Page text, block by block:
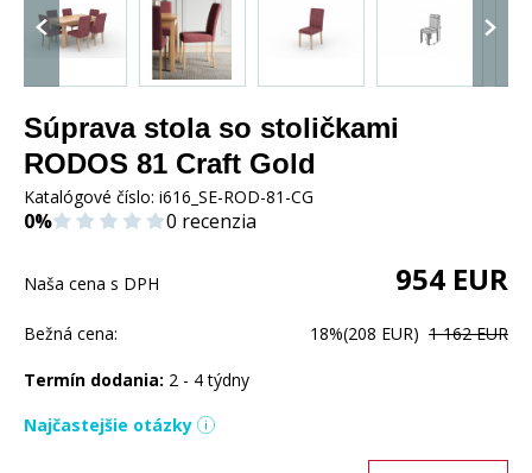
Súprava stola so stoličkami
RODOS 81 Craft Gold
Katalógové číslo: i616_SE-ROD-81-CG
0% 0 recenzia
Naša cena s DPH 954 EUR
Bežná cena: 18%(208 EUR) 1 162 EUR
Termín dodania: 2 - 4 týdny
Najčastejšie otázky